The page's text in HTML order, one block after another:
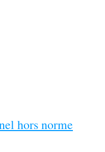
hors norme